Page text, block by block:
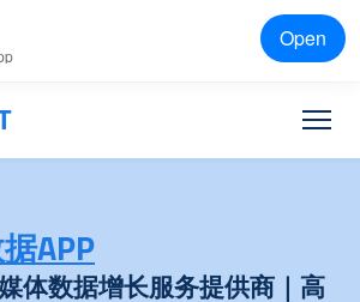
Open
APP
体数据增长服务提供商｜高